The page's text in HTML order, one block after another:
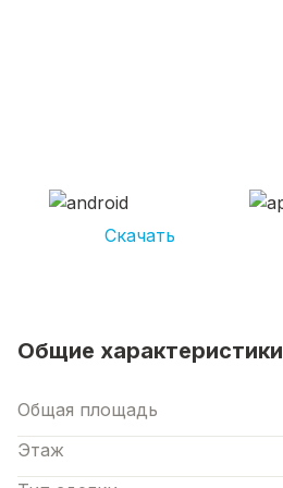
Скачать
Общие характеристики
Общая площадь
Этаж